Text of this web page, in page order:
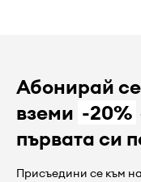
Абонирай
вземи -20%
първата си
Присъедини се към